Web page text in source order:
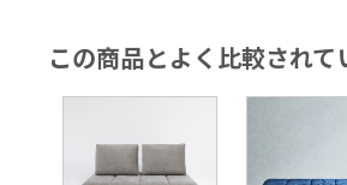
この商品とよく比較されて